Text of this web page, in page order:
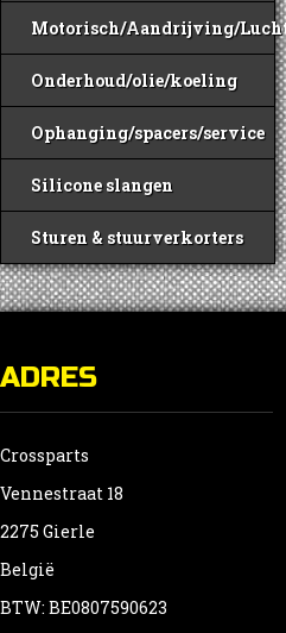
Motorisch/Aandrijving/
Onderhoud/olie/koeling
Ophanging/spacers/service
Silicone slangen
Sturen & stuurverkorters
ADRES
Crossparts
Vennestraat 18
2275 Gierle
België
BTW: BE0807590623